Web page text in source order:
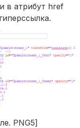
в атрибут href
PNG5]